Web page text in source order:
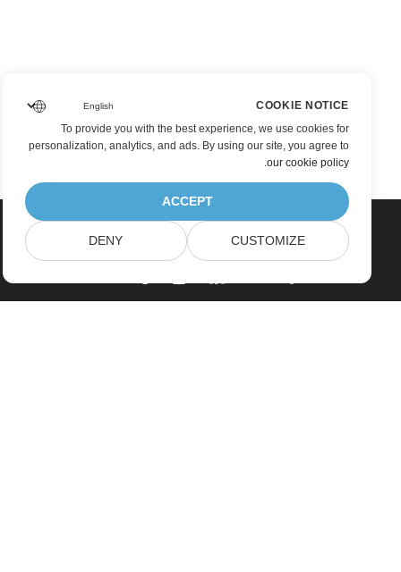
COOKIE NOTICE
To provide you with the best experience, we use cookies for
personalization, analytics, and ads. By using our site, you agree to
our cookie policy
.
ACCEPT
CUSTOMIZE
DENY